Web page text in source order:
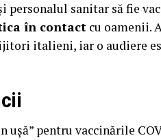
personalul sanitar să fie
în contact cu oamenii.
italieni, iar o audiere
ușă” pentru vaccinările